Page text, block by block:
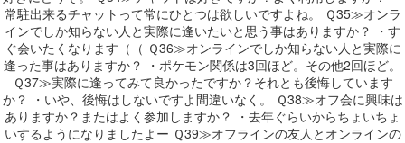
常駐出来るチャットって常にひとつは欲しいですよね。 Ｑ35≫オンラ
インでしか知らない人と実際に逢いたいと思う事はありますか？ ・す
ぐ会いたくなります（（ Ｑ36≫オンラインでしか知らない人と実際に
逢った事はありますか？ ・ポケモン関係は3回ほど。その他2回ほど。
Ｑ37≫実際に逢ってみて良かったですか？それとも後悔しています
か？ ・いや、後悔はしないですよ間違いなく。 Ｑ38≫オフ会に興味は
ありますか？またはよく参加しますか？ ・去年ぐらいからちょいちょ
いするようになりましたよー Ｑ39≫オフラインの友人とオンラインの